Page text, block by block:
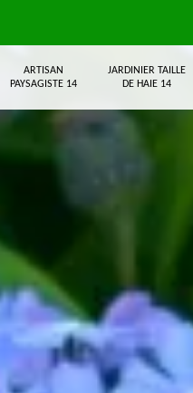
ARTISAN
PAYSAGISTE 14
JARDINIER TAILLE
DE HAIE 14